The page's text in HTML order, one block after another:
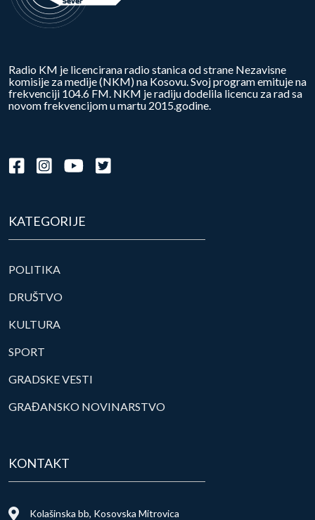
Radio KM je licencirana radio stanica od strane Nezavisne
komisije za medije (NKM) na Kosovu. Svoj program emituje na
frekvenciji 104.6 FM. NKM je radiju dodelila licencu za rad sa
novom frekvencijom u martu 2015.godine.
KATEGORIJE
POLITIKA
DRUŠTVO
KULTURA
SPORT
GRADSKE VESTI
GRAĐANSKO NOVINARSTVO
KONTAKT
Kolašinska bb, Kosovska Mitrovica